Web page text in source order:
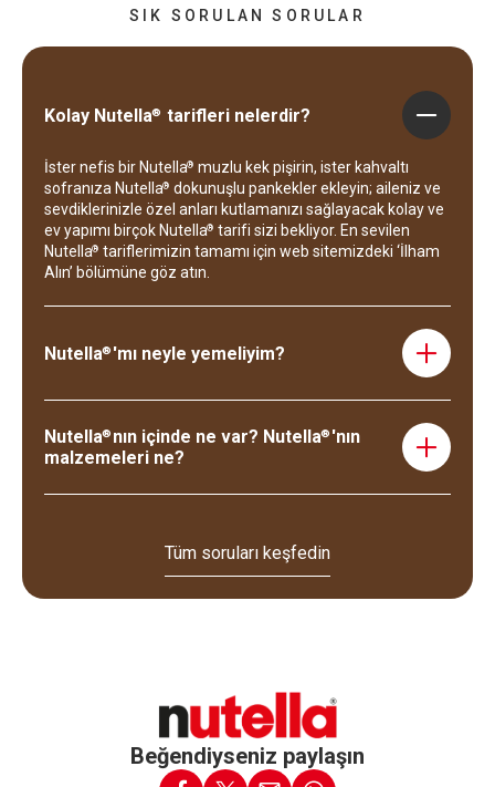
SIK SORULAN SORULAR
Kolay Nutella® tarifleri nelerdir?
İster nefis bir Nutella® muzlu kek pişirin, ister kahvaltı
sofranıza Nutella® dokunuşlu pankekler ekleyin; aileniz ve
sevdiklerinizle özel anları kutlamanızı sağlayacak kolay ve
ev yapımı birçok Nutella® tarifi sizi bekliyor. En sevilen
Nutella® tariflerimizin tamamı için web sitemizdeki ‘İlham
Alın’ bölümüne göz atın.
Nutella® 'mı neyle yemeliyim?
Kremamsı kıvamı ve zengin fındık lezzetiyle Nutella®, her
kahvaltılık yiyeceğin mükemmel tamamlayıcısıdır.
Sabahlarınıza gülümsemeyle başlamak için tostunuzu,
krebinizi, pankekinizi, waffleınızı ve daha fazlasını Nutella®
Nutella® nın içinde ne var? Nutella® 'nın
malzemeleri ne?
Nutella®'nın ikonik tarifi dünya genelinde aynı. Ferrero
sunmak için mümkün olan en taze ve en kaliteli
malzemeleri bir araya getirerek üretiyoruz. Nutella
fındık (%13), yağsız süt tozu (%8,7), yağ oranı azaltılmış
çıkarıyor. Daha fazla bilgi edinmek için web sitemizdeki
“Kalite ve İçeriğimiz” bölümüne göz atın. Nutella
içindeki malzemelerin tam listesi ve besin değerleri
kavanozlarımızın etiketlerinde de yer almaktadır.
Tüm soruları keşfedin
Beğendiyseniz paylaşın